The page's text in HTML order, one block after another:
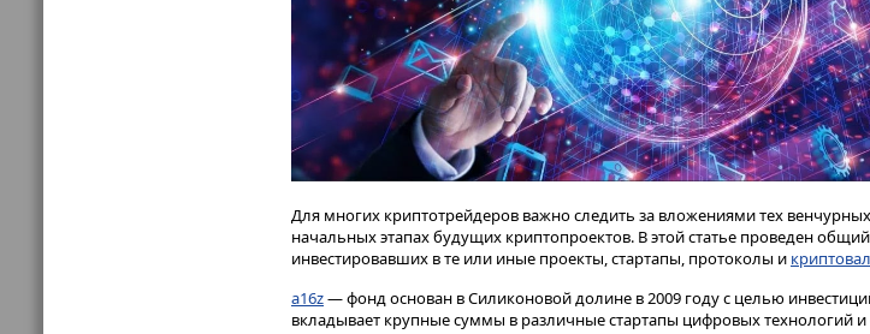
Для многих криптотрейдеров важно следить за вложениями тех
начальных этапах будущих криптопроектов. В этой статье проведен
инвестировавших в те или иные проекты, стартапы, протоколы и
a16z— фонд основан в Силиконовой долине в 2009 году с целью
вкладывает крупные суммы в различные стартапы цифровых технологий